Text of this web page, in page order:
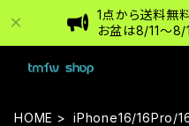
1点から送料無
お盆は8/11〜8/
HOME iPhone16/16Pro/